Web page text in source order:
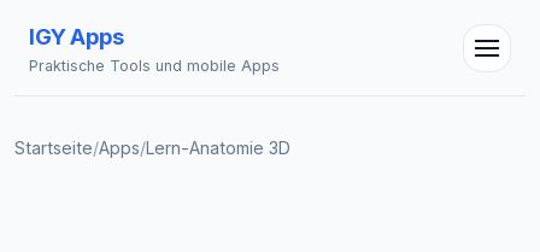
IGY Apps
Praktische Tools und mobile Apps
Startseite/Apps/Lern-Anatomie 3D